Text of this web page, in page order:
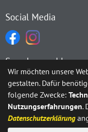
Social Media
Sprachauswahl
Möchten Sie von
Wir möchten unsere
gestalten. Dafür
folgende Zwecke:
Nutzungserfahrungen.
Datenschutzerklärung